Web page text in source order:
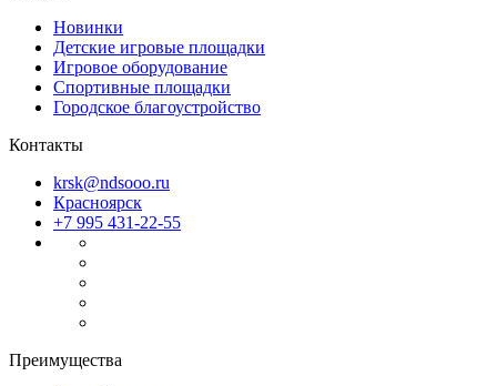
Новинки
Детские игровые площадки
Игровое оборудование
Спортивные площадки
Городское благоустройство
Контакты
krsk@ndsooo.ru
Красноярск
+7 995 431-22-55
Преимущества